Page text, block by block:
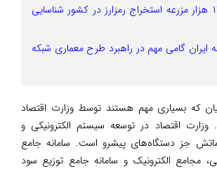
وزیر ارتباطات: ۱۳ هزار مزرعه استخراج رمزارز در کشور شناسایی
ایران گامی مهم در راهبرد طرح معماری شبکه
که بسیاری مهم هستند توسط وزارت اقتصاد
اقتصاد در توسعه سیستم الکترونیکی و
جز دستگاه‌های پیشرو است. سامانه جامع
مجامع الکترونیک و سامانه جامع توزیع سود